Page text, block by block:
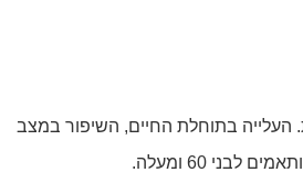
העלייה בתוחלת החיים, השיפור במצב
60 ומעלה.